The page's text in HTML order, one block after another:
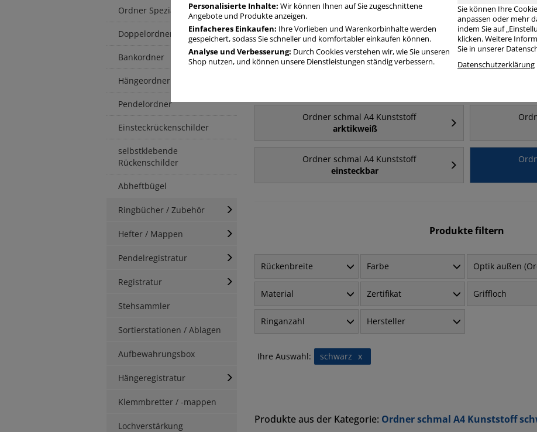
Ordner Spezialformate
Doppelordner
Bankordner
Hängeordner
Pendelordner
Einsteckrückenschilder
selbstklebende
Rückenschilder
Abheftbügel
Ringbücher / Zubehör
Hefter / Mappen
Pendelregistratur
Registratur
Stehsammler
Sortierstationen / Ablagen
Aufbewahrungsbox
Hängeregistratur
Klemmbretter / -mappen
Lochverstärkung
Ordner schmal A4 Kunststoff
blau
Ordner schmal A4 Kunststoff
arktikweiß
Ordner schmal A4 Kunststoff
einsteckbar
Produkte filtern
Rückenbreite Farbe Optik außen
Material Zertifikat Griffloch
Ringanzahl Hersteller
Ihre Auswahl: x
schwarz
Produkte aus der Kategorie: Ordner schmal A4 Kunststoff
Personalisierte Inhalte: Wir können Ihnen auf Sie zugeschnittene
Angebote und Produkte anzeigen.
Einfacheres Einkaufen: Ihre Vorlieben und Warenkorbinhalte werden
gespeichert, sodass Sie schneller und komfortabler einkaufen können.
Analyse und Verbesserung: Durch Cookies verstehen wir, wie Sie unseren
Shop nutzen, und können unsere Dienstleistungen ständig verbessern.
Sie können Ihre
anpassen oder mehr
indem Sie auf
klicken. Weitere
Sie in unserer
Datenschutzerklärung